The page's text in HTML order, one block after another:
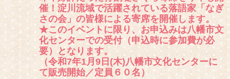
催！淀川流域で活躍されている落語家「なぎ
さの会」の皆様による寄席を開催します。
★このイベントに限り、お申込みは八幡市文
化センターでの受付（申込時に参加費が必
要）となります。
（令和7年1月9日(木)八幡市文化センターに
て販売開始／定員６０名）